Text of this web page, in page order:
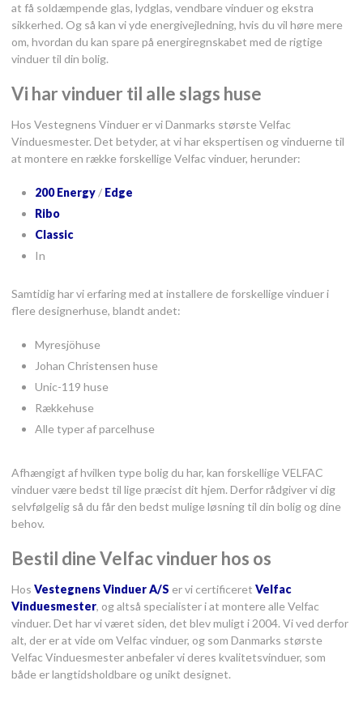
at få soldæmpende glas, lydglas, vendbare vinduer og ekstra
sikkerhed. Og så kan vi yde energivejledning, hvis du vil høre mere
om, hvordan du kan spare på energiregnskabet med de rigtige
vinduer til din bolig.
Vi har vinduer til alle slags huse
Hos Vestegnens Vinduer er vi Danmarks største Velfac
Vinduesmester. Det betyder, at vi har ekspertisen og vinduerne til
at montere en række forskellige Velfac vinduer, herunder:
200 Energy/ Edge
Ribo
Classic
In
Samtidig har vi erfaring med at installere de forskellige vinduer i
flere designerhuse, blandt andet:
Myresjöhuse
Johan Christensen huse
Unic-119 huse
Rækkehuse
Alle typer af parcelhuse
Afhængigt af hvilken type bolig du har, kan forskellige VELFAC
vinduer være bedst til lige præcist dit hjem. Derfor rådgiver vi dig
selvfølgelig så du får den bedst mulige løsning til din bolig og dine
behov.​
Bestil dine Velfac vinduer hos os
Hos Vestegnens Vinduer A/S er vi certificeret Velfac
Vinduesmester, og altså specialister i at montere alle Velfac
vinduer. Det har vi været siden, det blev muligt i 2004. Vi ved derfor
alt, der er at vide om Velfac vinduer, og som Danmarks største
Velfac Vinduesmester anbefaler vi deres kvalitetsvinduer, som
både er langtidsholdbare og unikt designet.